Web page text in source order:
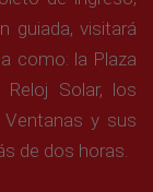
guiada, visitará
como: la Plaza
Reloj Solar, los
Ventanas y sus
de dos horas.